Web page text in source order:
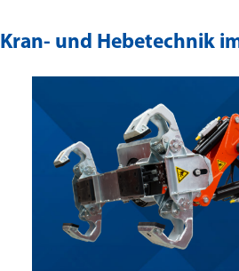
Kran- und Hebetechnik